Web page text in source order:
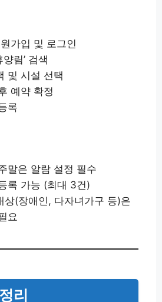
가입 및 로그인
림’ 검색
및 시설 선택
예약 확정
록
말은 알람 설정 필수
록 가능 (최대 3건)
상(장애인, 다자녀가구 등)은
요
리